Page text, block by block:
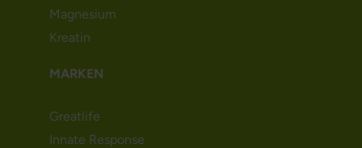
Magnesium
Kreatin
MARKEN
Greatlife
Innate Response